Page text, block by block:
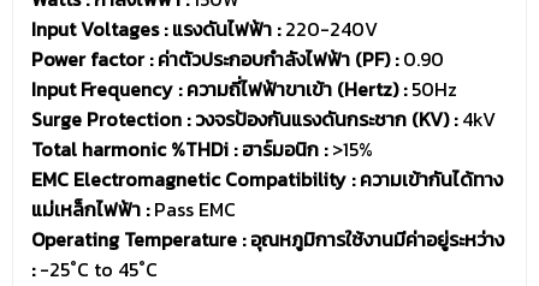
Input Voltages : แรงดันไฟฟ้า :220-240V
Power factor : ค่าตัวประกอบกำลังไฟฟ้า (PF) :0.90
Input Frequency : ความถี่ไฟฟ้าขาเข้า (Hertz) :50Hz
Surge Protection : วงจรป้องกันแรงดันกระชาก (KV) :4kV
Total harmonic %THDi : ฮาร์มอนิก :>15%
EMC Electromagnetic Compatibility : ความเข้ากันได้ทาง
แม่เหล็กไฟฟ้า :Pass EMC
Operating Temperature : อุณหภูมิการใช้งานมีค่าอยู่ระหว่าง
:-25˚C to 45˚C